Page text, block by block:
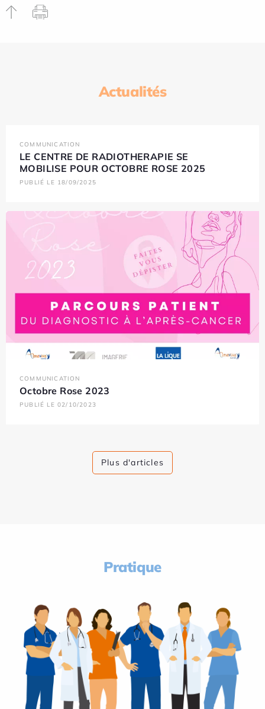
Actualités
COMMUNICATION
LE CENTRE DE RADIOTHERAPIE SE
MOBILISE POUR OCTOBRE ROSE 2025
PUBLIÉ LE 18/09/2025
COMMUNICATION
Octobre Rose 2023
PUBLIÉ LE 02/10/2023
Plus d'articles
Pratique